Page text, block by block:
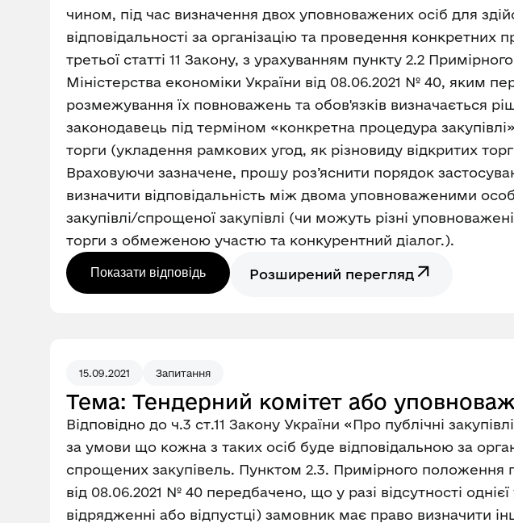
чином, під час визначення двох уповноважених осіб для
відповідальності за організацію та проведення
третьої статті 11 Закону, з урахуванням пункту 2.2
Міністерства економіки України від 08.06.2021 № 40, яким
розмежування їх повноважень та обов'язків визначається
законодавець під терміном «конкретна процедура
торги (укладення рамкових угод, як різновиду відкритих
Враховуючи зазначене, прошу роз’яснити порядок
визначити відповідальність між двома уповноваженими
закупівлі/спрощеної закупівлі (чи можуть різні
торги з обмеженою участю та конкурентний діалог.).
Показати відповідь Розширений перегляд
15.09.2021 Запитання
Тема: Тендерний комітет або
Відповідно до ч.3 ст.11 Закону України «Про публічні
за умови що кожна з таких осіб буде відповідальною за
спрощених закупівель. Пунктом 2.3. Примірного
від 08.06.2021 № 40 передбачено, що у разі відсутності
відрядженні або відпустці) замовник має право визначити